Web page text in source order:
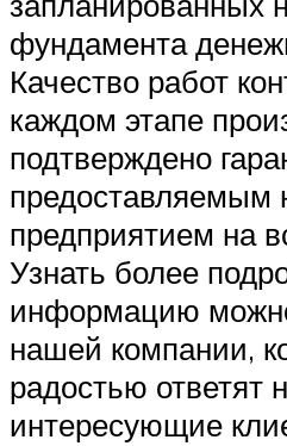
фундамента
Качество работ
каждом этапе
подтверждено
предоставляемым
предприятием на
Узнать более
информацию
нашей компании,
радостью ответят
интересующие